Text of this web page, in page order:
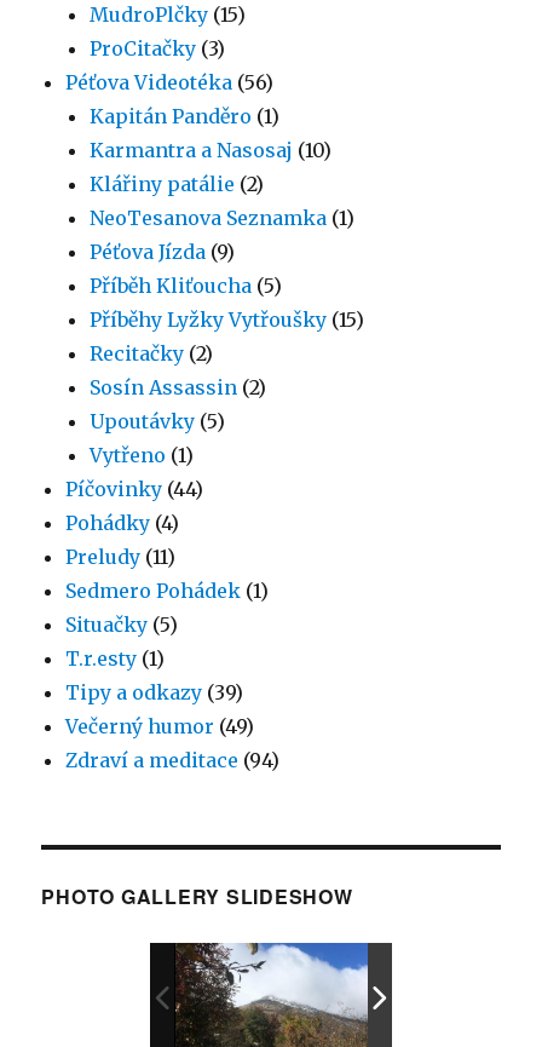
MudroPlčky (15)
ProCitačky (3)
Péťova Videotéka (56)
Kapitán Panděro (1)
Karmantra a Nasosaj (10)
Klářiny patálie (2)
NeoTesanova Seznamka (1)
Péťova Jízda (9)
Příběh Kliťoucha (5)
Příběhy Lyžky Vytřoušky (15)
Recitačky (2)
Sosín Assassin (2)
Upoutávky (5)
Vytřeno (1)
Píčovinky (44)
Pohádky (4)
Preludy (11)
Sedmero Pohádek (1)
Situačky (5)
T.r.esty (1)
Tipy a odkazy (39)
Večerný humor (49)
Zdraví a meditace (94)
PHOTO GALLERY SLIDESHOW